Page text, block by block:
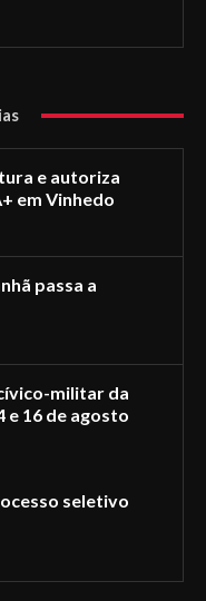
e autoriza
em Vinhedo
passa a
militar da
e 16 de agosto
seletivo